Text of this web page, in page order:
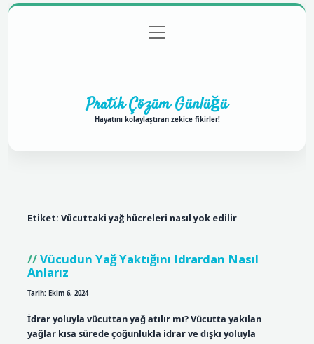
Gizlilik Politikası
menüyü
aç
Pratik Çözüm Günlüğü
Hayatını kolaylaştıran zekice fikirler!
Etiket: Vücuttaki yağ hücreleri nasıl yok edilir
Vücudun Yağ Yaktığını Idrardan Nasıl
Anlarız
Tarih: Ekim 6, 2024
İdrar yoluyla vücuttan yağ atılır mı? Vücutta yakılan
yağlar kısa sürede çoğunlukla idrar ve dışkı yoluyla